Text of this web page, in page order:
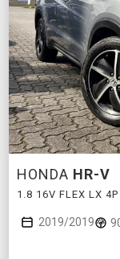
HONDA HR-V
1.8 16V FLEX LX
2019/2019